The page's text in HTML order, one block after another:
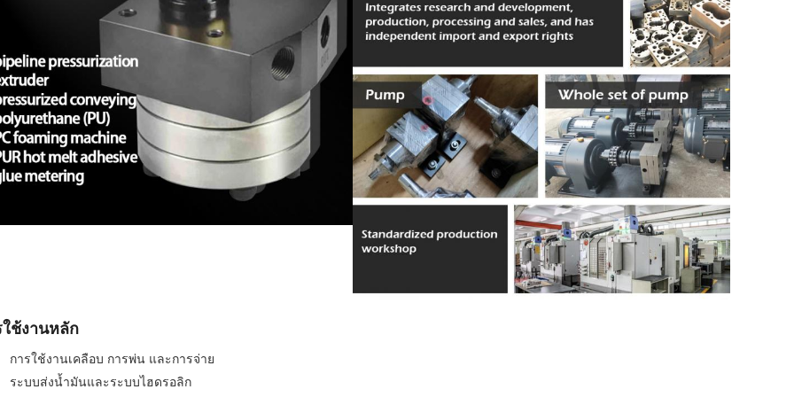
ใช้งานหลัก
การใช้งานเคลือบ การพ่น และการจ่าย
ระบบส่งน้ำมันและระบบไฮดรอลิก